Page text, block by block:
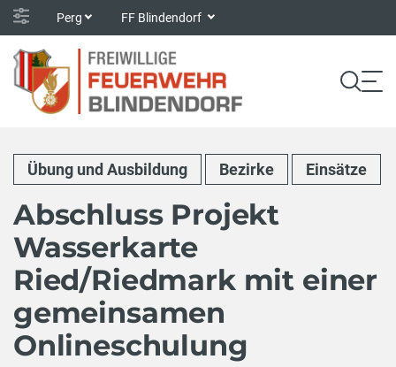
Perg FF Blindendorf
Übung und Ausbildung Bezirke Einsätze
Abschluss Projekt
Wasserkarte
Ried/Riedmark mit einer
gemeinsamen
Onlineschulung